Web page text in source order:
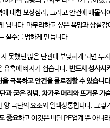
대한 보상심리, 그리고 안건에 매몰되
됩니다. 마무리하고 싶은 욕망과 상실감
실수를 범하게 만듭니다.
못했던 많은 난관에 부딪히게 되면 투
유혹에 빠지기 쉽습니다. 반드시 성사시
극복하고 안건을 클로징할 수 있습니
과 굳은 집념, 차가운 머리와 뜨거운 가
양 극단의 요소와 일맥상통합니다. 그렇
중요하고 이것은 비단 PE업계 뿐 아니